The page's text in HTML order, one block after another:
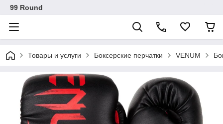
99 Round
Товары и услуги Боксерские перчатки VENUM